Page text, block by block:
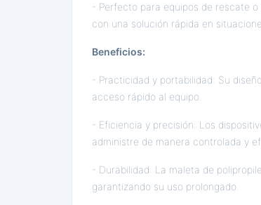
- Perfecto para equipos de rescate
con una solución rápida en
Beneficios:
- Practicidad y portabilidad: Su
acceso rápido al equipo.
- Eficiencia y precisión: Los
administre de manera controlada y
- Durabilidad: La maleta de
garantizando su uso prolongado.